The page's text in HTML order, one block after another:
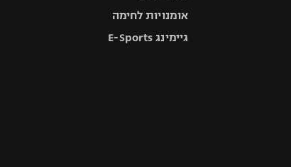
אומנויות לחימה
גיימינג E-Sports